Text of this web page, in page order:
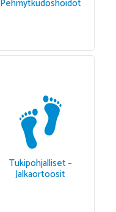
Pehmytkudoshoidot
Tukipohjalliset –
Jalkaortoosit